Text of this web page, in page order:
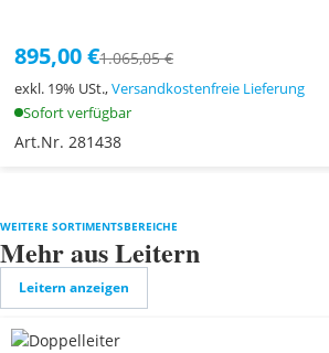
895,00 €1.065,05 €
exkl. 19% USt.,Versandkostenfreie Lieferung
Sofort verfügbar
Art.Nr. 281438
WEITERE SORTIMENTSBEREICHE
Mehr aus Leitern
Leitern anzeigen